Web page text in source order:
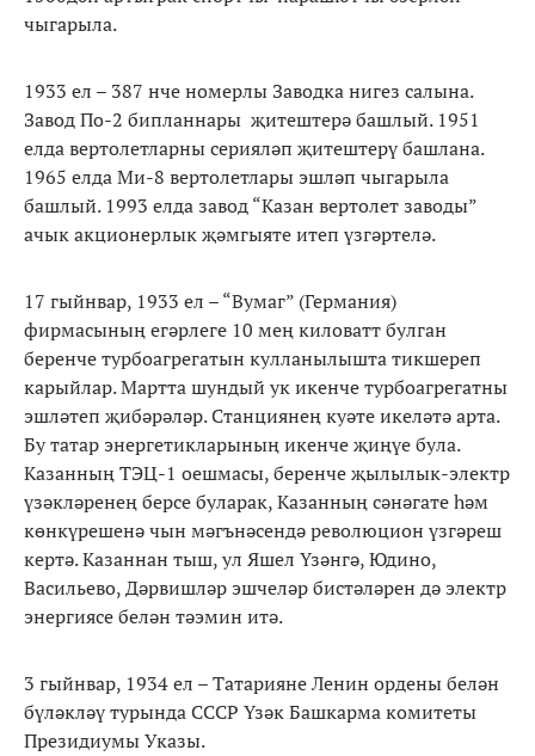
чыгарыла.
1933 ел – 387 нче номерлы Заводка нигез салына.
Завод По-2 бипланнары җитештерә башлый. 1951
елда вертолетларны серияләп җитештерү башлана.
1965 елда Ми-8 вертолетлары эшләп чыгарыла
башлый. 1993 елда завод “Казан вертолет заводы”
ачык акционерлык җәмгыяте итеп үзгәртелә.
17 гыйнвар, 1933 ел – “Вумаг” (Германия)
фирмасының егәрлеге 10 мең киловатт булган
беренче турбоагрегатын кулланылышта тикшереп
карыйлар. Мартта шундый ук икенче турбоагрегатны
эшләтеп җибәрәләр. Станциянең куәте икеләтә арта.
Бу татар энергетикларының икенче җиңүе була.
Казанның ТЭЦ-1 оешмасы, беренче җылылык-электр
үзәкләренең берсе буларак, Казанның сәнәгате һәм
көнкүрешенә чын мәгънәсендә революцион үзгәреш
кертә. Казаннан тыш, ул Яшел Үзәнгә, Юдино,
Васильево, Дәрвишләр эшчеләр бистәләрен дә электр
энергиясе белән тәэмин итә.
3 гыйнвар, 1934 ел – Татарияне Ленин ордены белән
бүләкләү турында СССР Үзәк Башкарма комитеты
Президиумы Указы.